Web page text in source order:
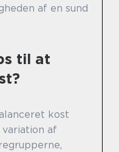
af en sund
til at
kost
af